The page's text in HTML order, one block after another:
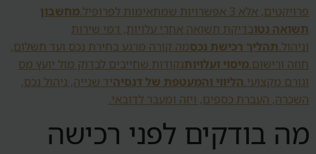
פרויקטים, אלא 3 אפשרויות שמתאימות לפרופיל.
מחשבון
תשואה נטובדיקת תשואה אחרי עלויות, דמי שירות
וניהול.תהליך רכישת נכסמה קורה מרגע בחירת נכס ועד תשלום,
חוזה ורישום.מיסוי ועלויותנקודות שחייבים לבדוק מול יועץ מס
וגורם מקצועי.הליווי והמעטפת של דנסיהיד שנייה, ניהול נכס,
השכרה, העברת כספים, ויזה ומעבר לדובאי.
מה בודקים לפני רכישה